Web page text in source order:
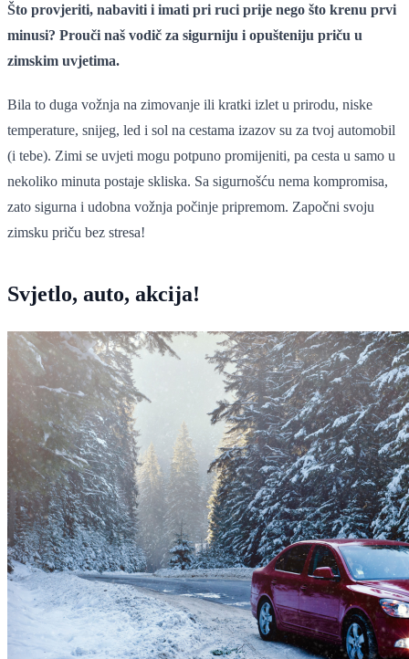
Što provjeriti, nabaviti i imati pri ruci prije nego što krenu prvi
minusi? Prouči naš vodič za sigurniju i opušteniju priču u
zimskim uvjetima.
Bila to duga vožnja na zimovanje ili kratki izlet u prirodu, niske
temperature, snijeg, led i sol na cestama izazov su za tvoj automobil
(i tebe). Zimi se uvjeti mogu potpuno promijeniti, pa cesta u samo u
nekoliko minuta postaje skliska. Sa sigurnošću nema kompromisa,
zato sigurna i udobna vožnja počinje pripremom. Započni svoju
zimsku priču bez stresa!
Svjetlo, auto, akcija!